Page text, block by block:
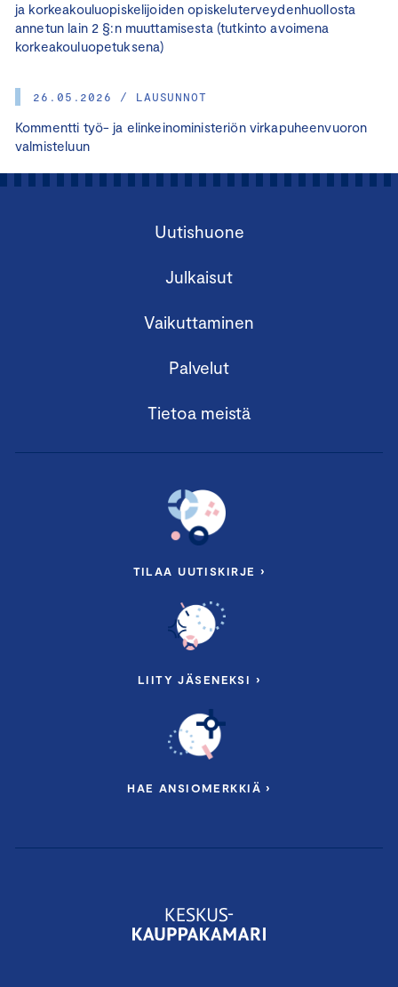
ja korkeakouluopiskelijoiden opiskeluterveydenhuollosta
annetun lain 2 §:n muuttamisesta (tutkinto avoimena
korkeakouluopetuksena)
26.05.2026 / LAUSUNNOT
Kommentti työ- ja elinkeinoministeriön virkapuheenvuoron
valmisteluun
Uutishuone
Julkaisut
Vaikuttaminen
Palvelut
Tietoa meistä
TILAA UUTISKIRJE ›
LIITY JÄSENEKSI ›
HAE ANSIOMERKKIÄ ›